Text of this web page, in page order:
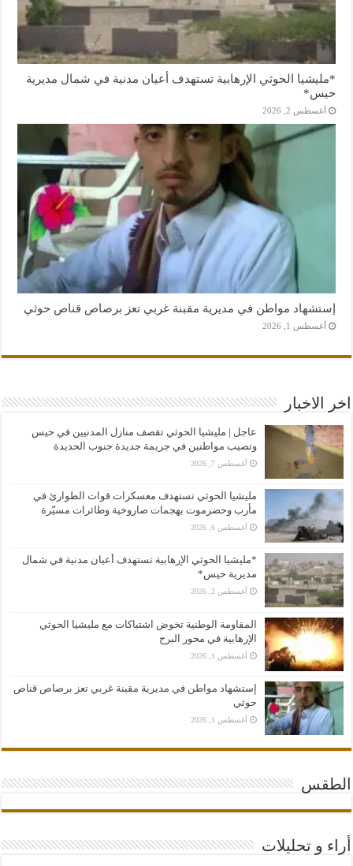
*مليشيا الحوثي الإرهابية تستهدف أعيان مدنية في شمال مديرية
حيس*
أغسطس 2, 2026
إستشهاد مواطن في مديرية مقبنة غربي تعز برصاص قناص حوثي
أغسطس 1, 2026
اخر الاخبار
عاجل | مليشيا الحوثي تقصف منازل المدنيين في حيس
وتصيب مواطنين في جريمة جديدة جنوب الحديدة
أغسطس 7, 2026
مليشيا الحوثي تستهدف معسكرات قوات الطوارئ في
مأرب وحضرموت بهجمات صاروخية وطائرات مسيّرة
أغسطس 6, 2026
*مليشيا الحوثي الإرهابية تستهدف أعيان مدنية في شمال
مديرية حيس*
أغسطس 2, 2026
المقاومة الوطنية تخوض اشتباكات مع مليشيا الحوثي
الإرهابية في محور البرح
أغسطس 1, 2026
إستشهاد مواطن في مديرية مقبنة غربي تعز برصاص قناص
حوثي
أغسطس 1, 2026
الطقس
أراء و تحليلات